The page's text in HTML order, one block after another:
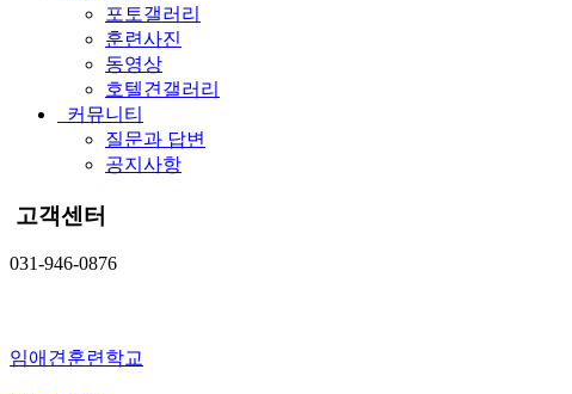
포토갤러리
훈련사진
동영상
호텔견갤러리
커뮤니티
질문과 답변
공지사항
고객센터
031-946-0876
임애견훈련학교